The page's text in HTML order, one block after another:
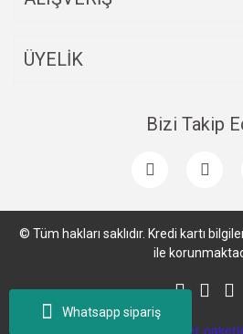
Whatsapp sipariş
ÜYELİK
Bizi Takip
© Tüm hakları saklıdır. Kredi kartı
ile